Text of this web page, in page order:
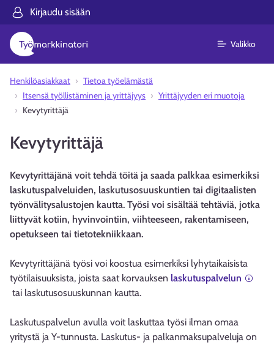
Kirjaudu sisään
Valikko
Henkilöasiakkaat
Tietoa työelämästä
Itsensä työllistäminen ja yrittäjyys
Yrittäjyyden eri muotoja
Kevytyrittäjä
Kevytyrittäjä
Kevytyrittäjänä voit tehdä töitä ja saada palkkaa esimerkiksi
laskutuspalveluiden, laskutusosuuskuntien tai digitaalisten
työnvälitysalustojen kautta. Työsi voi sisältää tehtäviä, jotka
liittyvät kotiin, hyvinvointiin, viihteeseen, rakentamiseen,
opetukseen tai tietotekniikkaan.
Kevytyrittäjänä työsi voi koostua esimerkiksi lyhytaikaisista
työtilaisuuksista, joista saat korvauksen laskutuspalvelun
tai laskutusosuuskunnan kautta.
Laskutuspalvelun avulla voit laskuttaa työsi ilman omaa
yritystä ja Y-tunnusta. Laskutus- ja palkanmaksupalveluja on